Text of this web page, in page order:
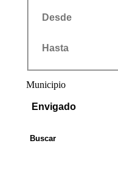
Municipio
Buscar